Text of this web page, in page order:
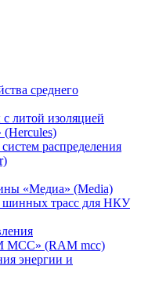
среднего
литой изоляцией
распределения
«Медиа» (Media)
шинных трасс для НКУ
МСС» (RAM mcc)
энергии и